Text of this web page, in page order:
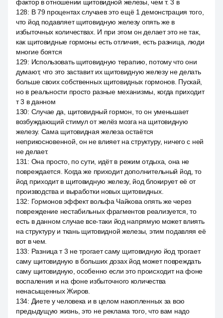
фактор в отношении щитовидной железы, чем т. 3 в
128: В 79 процентах случаев это ещё 1 демонстрация того,
что йод подавляет щитовидную железу опять же в
избыточных количествах. И при этом он делает это не так,
как щитовидные гормоны есть отличия, есть разница, люди
многие боятся
129: Использовать щитовидную терапию, потому что они
думают, что это заставит их щитовидную железу не делать
больше своих собственных щитовидных гормонов. Пускай,
но в реальности просто разные механизмы, когда приходит
т 3 в данном
130: Случае да, щитовидный гормон, то он уменьшает
возбуждающий стимул от желёз мозга на щитовидную
железу. Сама щитовидная железа остаётся
неприкосновенной, он не влияет на структуру, ничего с ней
не делает.
131 : Она просто, по сути, идёт в режим отдыха, она не
повреждается. Когда же приходит дополнительный йод, то
йод приходит в щитовидную железу, йод блокирует её от
производства и выработки новых щитовидных.
132: Гормонов эффект вольфа Чайкова опять же через
повреждение нестабильных фрагментов реализуется, то
есть в данном случае все-таки йод напрямую может влиять
на структуру и ткань щитовидной железы, этим подавляя её
вот в чем.
133: Разница т 3 не трогает саму щитовидную йод трогает
саму щитовидную в больших дозах йод может повреждать
саму щитовидную, особенно если это происходит на фоне
воспаления и на фоне избыточного количества
ненасыщенных Жиров.
134: Диете у человека и в целом накопленных за всю
предыдущую жизнь, это не реклама того, что вам надо